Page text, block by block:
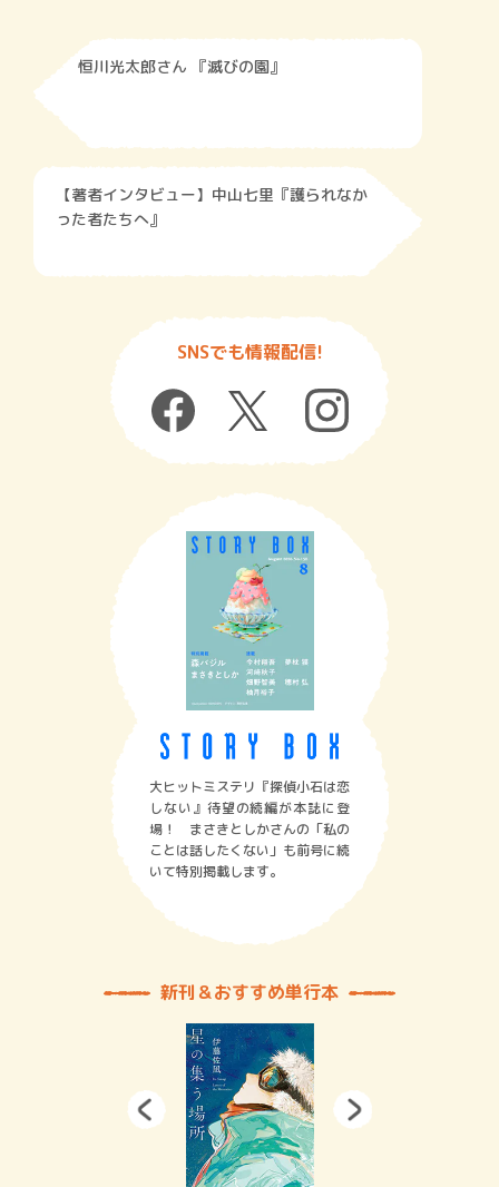
恒川光太郎さん 『滅びの園』
【著者インタビュー】中山七里『護られなか
った者たちへ』
SNSでも情報配信!
大ヒットミステリ『探偵小石は恋
しない』待望の続編が本誌に登
場！ まさきとしかさんの「私の
ことは話したくない」も前号に続
いて特別掲載します。
新刊＆おすすめ単行本